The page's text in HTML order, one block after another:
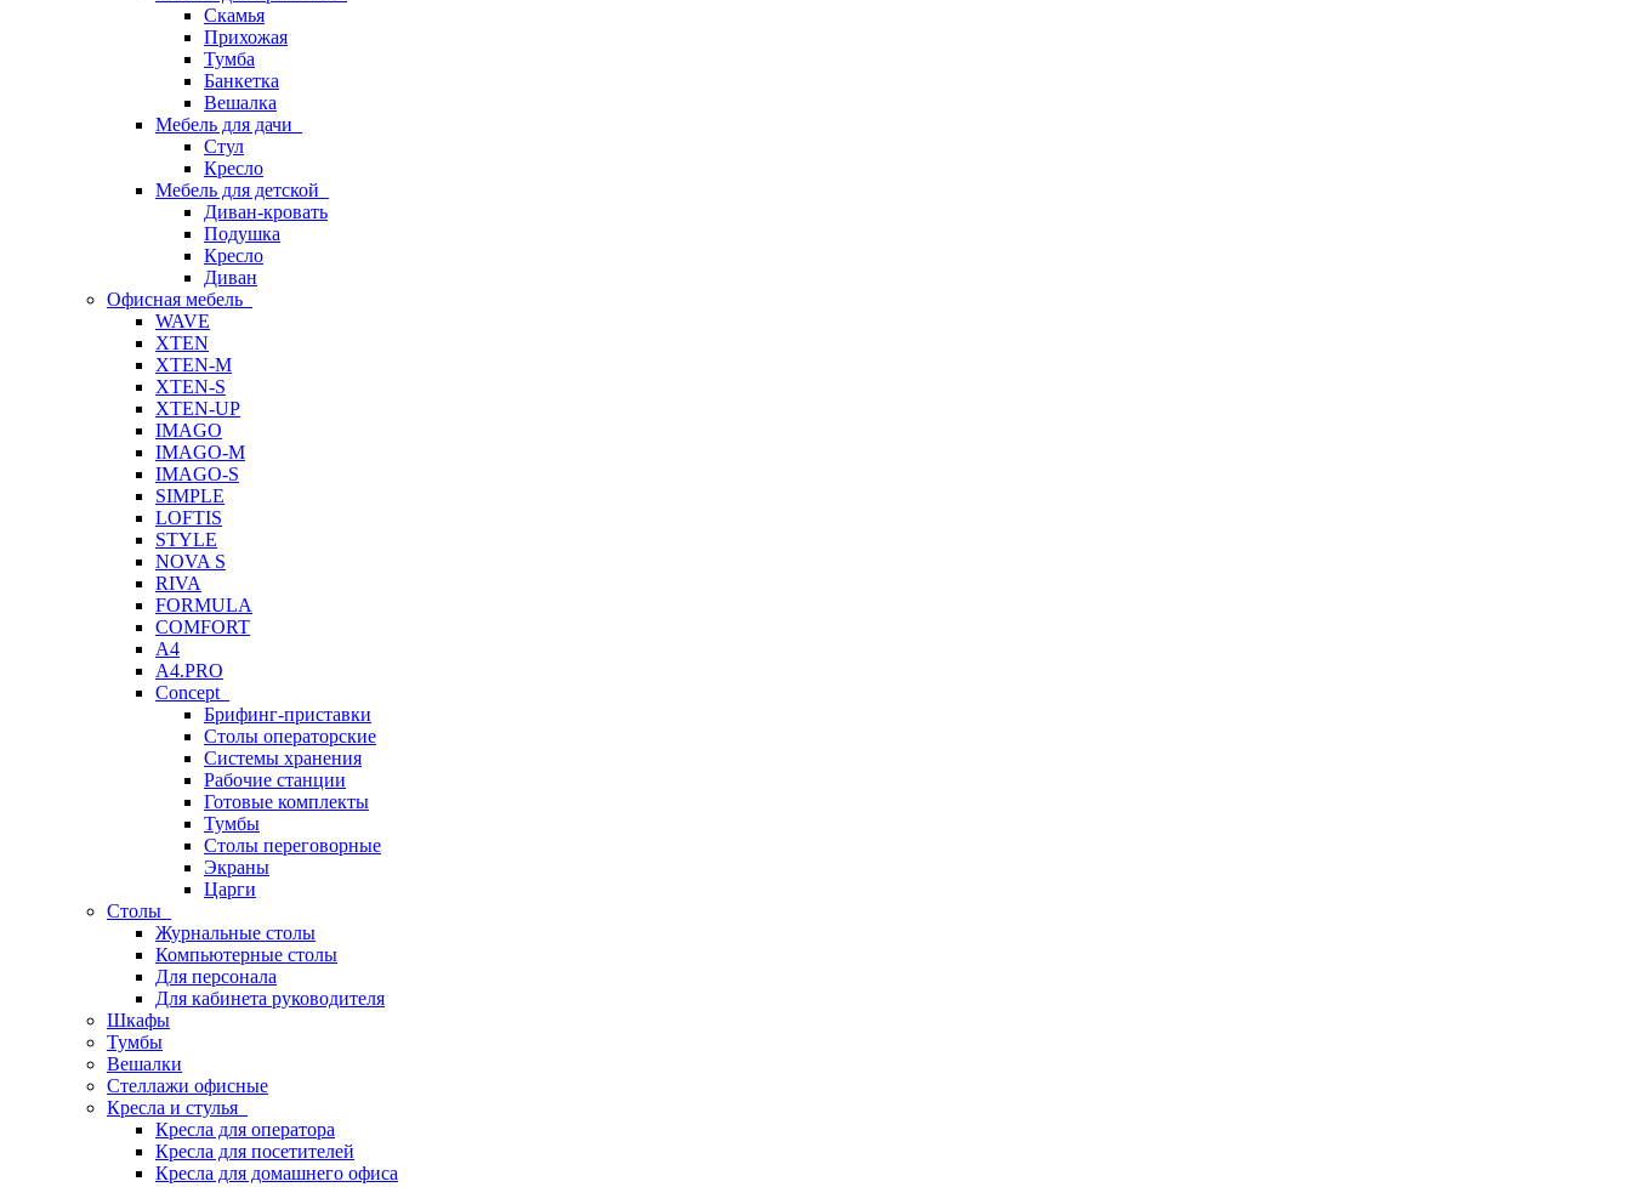
Скамья
Прихожая
Тумба
Банкетка
Вешалка
Мебель для дачи
Стул
Кресло
Мебель для детской
Диван-кровать
Подушка
Кресло
Диван
Офисная мебель
WAVE
XTEN
XTEN-M
XTEN-S
XTEN-UP
IMAGO
IMAGO-M
IMAGO-S
SIMPLE
LOFTIS
STYLE
NOVA S
RIVA
FORMULA
COMFORT
A4
A4.PRO
Concept
Брифинг-приставки
Столы операторские
Системы хранения
Рабочие станции
Готовые комплекты
Тумбы
Столы переговорные
Экраны
Царги
Столы
Журнальные столы
Компьютерные столы
Для персонала
Для кабинета руководителя
Шкафы
Тумбы
Вешалки
Стеллажи офисные
Кресла и стулья
Кресла для оператора
Кресла для посетителей
Кресла для домашнего офиса